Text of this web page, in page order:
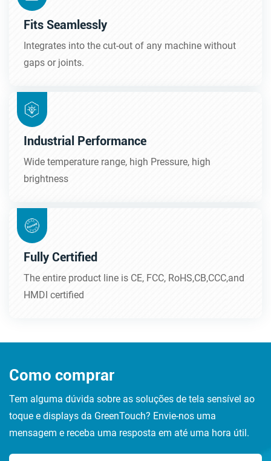
Fits Seamlessly
Integrates into the cut-out of any machine without
gaps or joints.
Industrial Performance
Wide temperature range, high Pressure, high
brightness
Fully Certified
The entire product line is CE, FCC, RoHS,CB,CCC,and
HMDI certified
Como comprar
Tem alguma dúvida sobre as soluções de tela sensível ao
toque e displays da GreenTouch? Envie-nos uma
mensagem e receba uma resposta em até uma hora útil.